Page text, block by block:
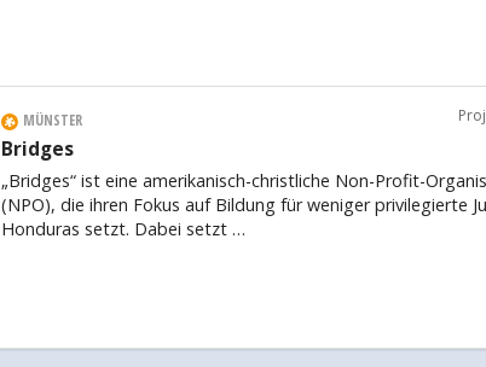
MÜNSTER
Bridges
„Bridges“ ist eine amerikanisch-christliche Non-Profit-
(NPO), die ihren Fokus auf Bildung für weniger privilegierte
Honduras setzt. Dabei setzt …